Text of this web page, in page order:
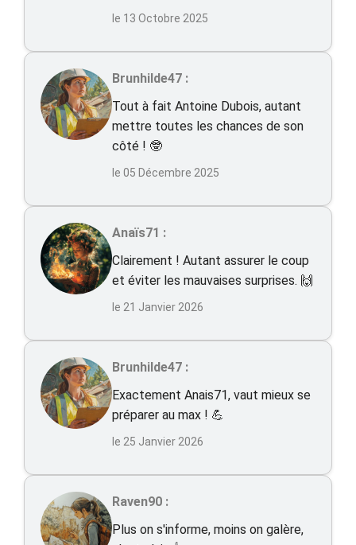
le 13 Octobre 2025
Brunhilde47 :
Tout à fait Antoine Dubois, autant
mettre toutes les chances de son
côté ! 🤓
le 05 Décembre 2025
Anaïs71 :
Clairement ! Autant assurer le coup
et éviter les mauvaises surprises. 🙌
le 21 Janvier 2026
Brunhilde47 :
Exactement Anais71, vaut mieux se
préparer au max ! 💪
le 25 Janvier 2026
Raven90 :
Plus on s'informe, moins on galère,